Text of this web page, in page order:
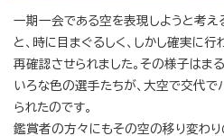
一期一会である空を表現しようと考え
と、時に目まぐるしく、しかし確実に
再確認させられました。その様子はま
いろな色の選手たちが、大空で交代で
られたのです。
鑑賞者の方々にもその空の移り変わり